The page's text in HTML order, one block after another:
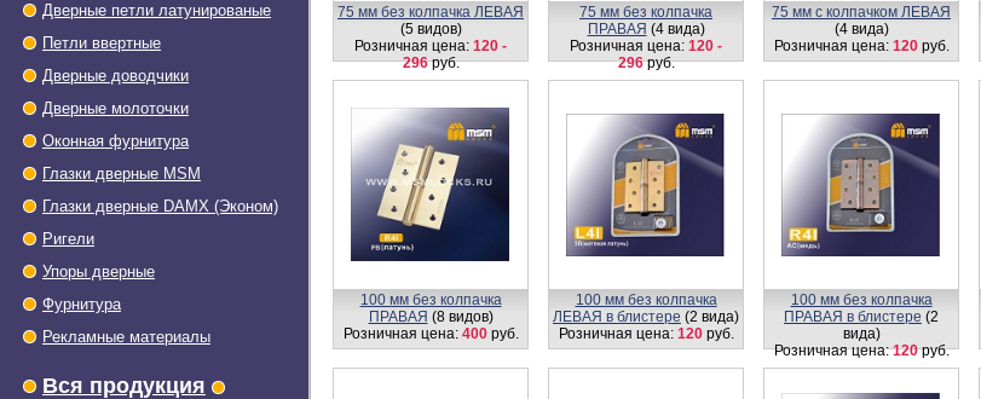
Дверные петли латунированые
Петли ввертные
Дверные доводчики
Дверные молоточки
Оконная фурнитура
Глазки дверные МSМ
Глазки дверные DAMX (Эконом)
Ригели
Упоры дверные
Фурнитура
Рекламные материалы
Вся продукция
75 мм без колпачка ЛЕВАЯ
(5 видов)
Розничная цена: 120 -
296руб.
75 мм без колпачка
ПРАВАЯ (4 вида)
Розничная цена: 120 -
296руб.
75 мм с колпачком ЛЕВАЯ
(4 вида)
Розничная цена: 120руб.
100 мм без колпачка
ПРАВАЯ (8 видов)
Розничная цена: 400руб.
100 мм без колпачка
ЛЕВАЯ в блистере (2 вида)
Розничная цена: 120руб.
100 мм без колпачка
ПРАВАЯ в блистере (2
вида)
Розничная цена:120руб.